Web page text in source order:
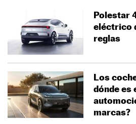
Polestar
eléctrico
reglas
Los
dónde es
marcas?